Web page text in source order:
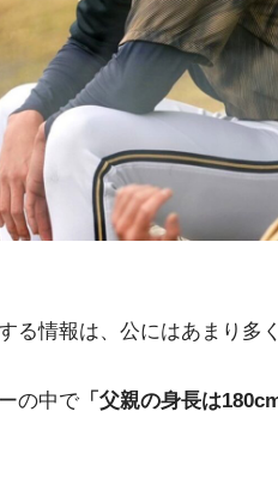
る情報は、公にはあまり多
の中で 「父親の身長は180cm